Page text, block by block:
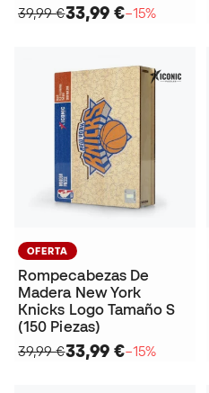
39,99 €33,99 €−15%
OFERTA
Rompecabezas De
Madera New York
Knicks Logo Tamaño S
(150 Piezas)
39,99 €33,99 €−15%